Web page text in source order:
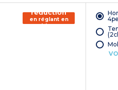
150€ de
réduction
en réglant en
chèque